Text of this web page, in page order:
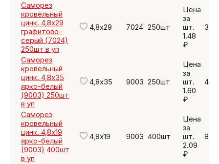
Саморез
кровельный
цинк. 4,8х29
графитово-
серый (7024)
250шт в уп
4,8х29 7024 250шт
Цена
за
шт.
1.48
₽
Саморез
кровельный
цинк. 4,8х35
ярко-белый
(9003) 250шт
в уп
4,8х35 9003 250шт
Цена
за
шт.
1.60
₽
Саморез
кровельный
цинк. 4,8х19
ярко-белый
(9003) 400шт
в уп
4,8х19 9003 400шт
Цена
за
шт.
2.09
₽